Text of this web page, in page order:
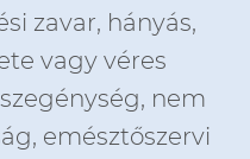
zavar, hányás,
vagy véres
nem
emésztőszervi